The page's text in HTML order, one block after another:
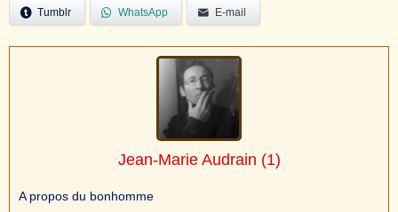
Tumblr WhatsApp E-mail
Jean-Marie Audrain (1)
A propos du bonhomme